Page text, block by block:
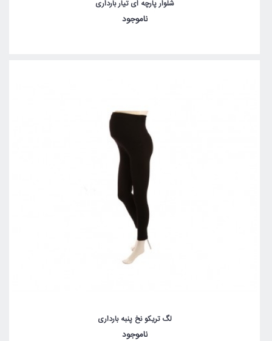
شلوار پارچه ای تیار بارداری
ناموجود
لگ تریکو نخ پنبه بارداری
ناموجود